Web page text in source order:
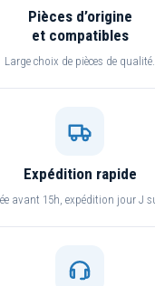
Pièces d’origine
et compatibles
Large choix de pièces de qualité.
Expédition rapide
avant 15h, expédition jour J